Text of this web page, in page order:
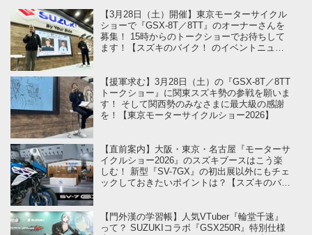
【3月28日（土）開催】東京モーターサイクル
ショーで『GSX-8T／8TT』のオーナーさんを
募集！ 15時からのトークショーでお待ちして
ます！【スズキのバイク！ のイベントニュー
【援軍求む】3月28日（土）の『GSX-8T／8TT
トークショー』に関東スズキ勢の参戦を願いま
す！ そして関西勢のみなさまに最大級の感謝
を！【東京モーターサイクルショー2026】
【直前案内】大阪・東京・名古屋『モーターサ
イクルショー2026』のスズキブースはこう楽
しむ！ 新型『SV-7GX』の初出展以外にもチェ
ックしておきたいポイントは？【スズキのバイ
【門外漢の学習帳】人気VTuber『輪堂千速』
って？ SUZUKIコラボ『GSX250R』特別仕様